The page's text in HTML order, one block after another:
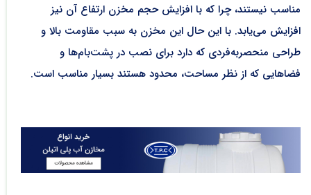
مناسب نیستند، چرا که با افزایش حجم مخزن ارتفاع آن نیز
افزایش می‌یابد. با این حال این مخزن به سبب مقاومت بالا و
طراحی منحصربه‌فردی که دارد برای نصب در پشت‌بام‌ها و
فضاهایی که از نظر مساحت، محدود هستند بسیار مناسب است.